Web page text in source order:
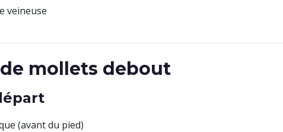
veineuse
mollets debout
(avant du pied)